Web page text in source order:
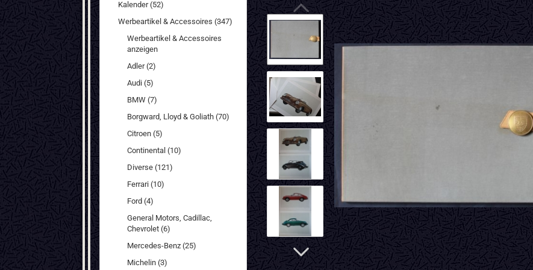
Kalender (52)
Werbeartikel & Accessoires (347)
Werbeartikel & Accessoires
anzeigen
Adler (2)
Audi (5)
BMW (7)
Borgward, Lloyd & Goliath (70)
Citroen (5)
Continental (10)
Diverse (121)
Ferrari (10)
Ford (4)
General Motors, Cadillac,
Chevrolet (6)
Mercedes-Benz (25)
Michelin (3)